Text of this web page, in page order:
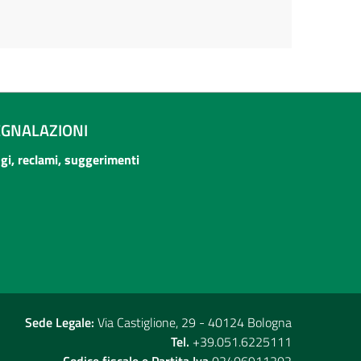
reclami, suggerimenti
Sede Legale: Via Castiglione, 29 - 40124 Bologna
Tel. +39.051.6225111